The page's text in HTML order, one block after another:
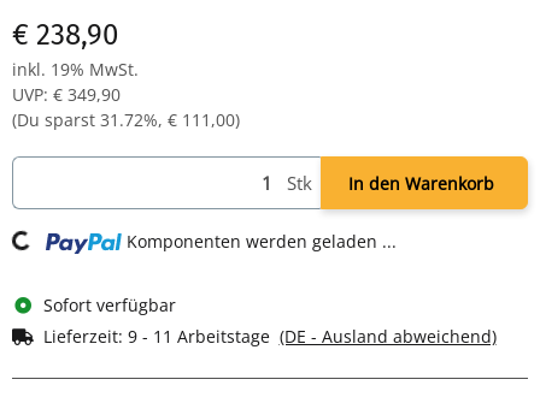
Doppelrollen
€ 238,90
inkl. 19% MwSt.
UVP: € 349,90
(Du sparst 31.72%, € 111,00)
Stk In den Warenkorb
Komponenten werden geladen ...
Sofort verfügbar
Lieferzeit: 9 - 11 Arbeitstage (DE - Ausland abweichend)